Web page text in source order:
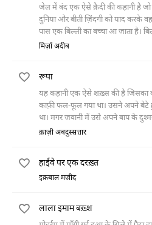
जेल में बंद एक ऐसे क़ैदी की कहानी है जो
दुनिया और बीती ज़िंदगी को याद करके
पास एक बिल्ली का बच्चा आ जाता है।
एक दिन अचानक उस क़ैदी की तबियत
मिर्ज़ा अदीब
रूपा
यह कहानी एक ऐसे शख़्स की है जिसका
काफ़ी फल-फूल गया था। उसने अपने बेटे
था। मगर जवानी में उसे अपने बाप के
जाती है। उस मोहब्बत में रजब की जान
फिर अचानक ऐसा कुछ हुआ जिसकी वजह
सकी।
क़ाज़ी अबदुस्सत्तार
हाईवे पर एक दरख़्त
इक़बाल मजीद
लाला इमाम बख़्श